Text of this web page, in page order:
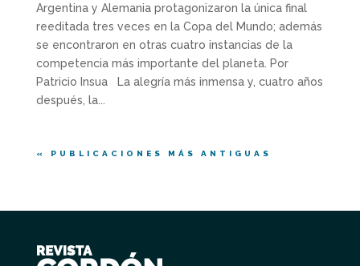
Argentina y Alemania protagonizaron la única final
reeditada tres veces en la Copa del Mundo; además
se encontraron en otras cuatro instancias de la
competencia más importante del planeta. Por
Patricio Insua La alegría más inmensa y, cuatro años
después, la...
« PUBLICACIONES MÁS ANTIGUAS